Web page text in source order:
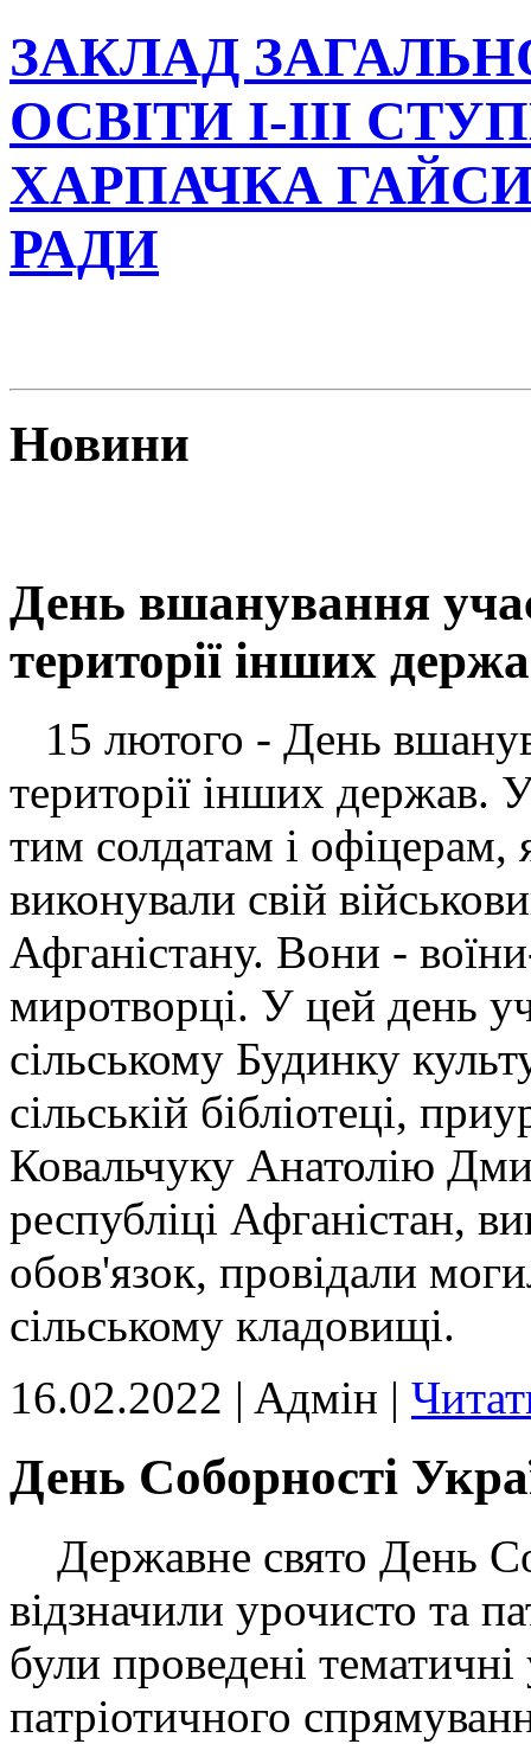
ЗАКЛАД
ОСВІТИ І-ІІІ
ХАРПАЧКА
РАДИ
Новини
День вшанування
території інших
15 лютого - День
території інших держав.
тим солдатам і офіцерам,
виконували свій
Афганістану. Вони -
миротворці. У цей день
сільському Будинку
сільській бібліотеці,
Ковальчуку Анатолію
республіці Афганістан,
обов'язок, провідали
сільському кладовищі.
16.02.2022 | Aдмін |
День Соборності
Державне свято День
відзначили урочисто та
були проведені
патріотичного